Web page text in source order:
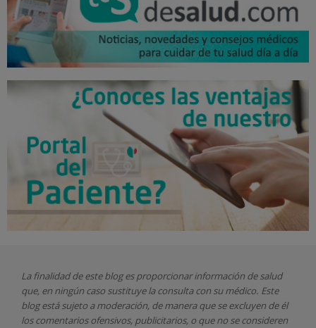
La finalidad de este blog es proporcionar información de salud
que, en ningún caso sustituye la consulta con su médico. Este
blog está sujeto a moderación, de manera que se excluyen de él
los comentarios ofensivos, publicitarios, o que no se consideren